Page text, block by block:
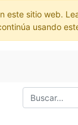
este sitio web.
usando